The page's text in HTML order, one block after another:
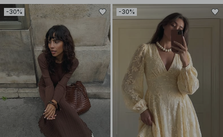
-30% -30%